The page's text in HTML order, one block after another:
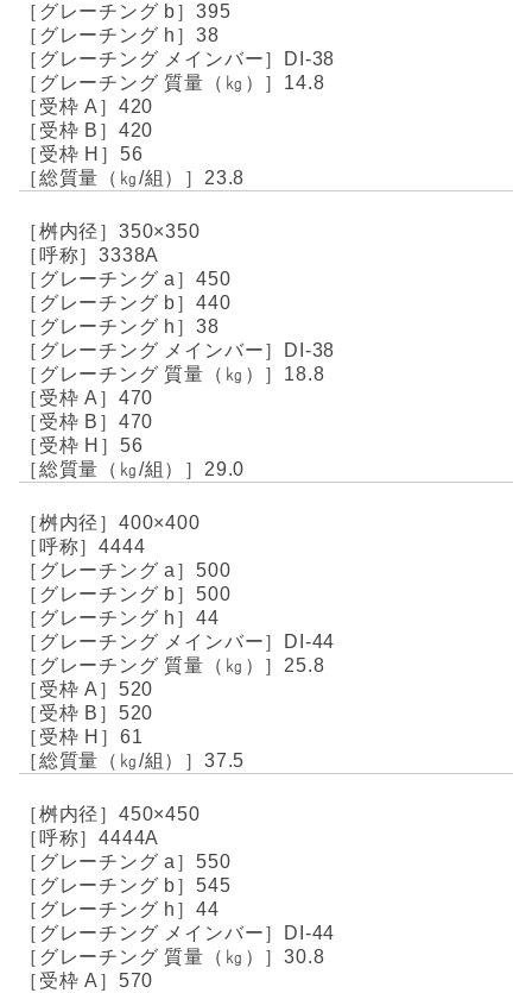
395
38
DI-38
14.8
420
420
56
23.8
350×350
3338A
450
440
38
DI-38
18.8
470
470
56
29.0
400×400
4444
500
500
44
DI-44
25.8
520
520
61
37.5
450×450
4444A
550
545
44
DI-44
30.8
570